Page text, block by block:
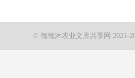
© 德德沐农业文库共享网 2021-